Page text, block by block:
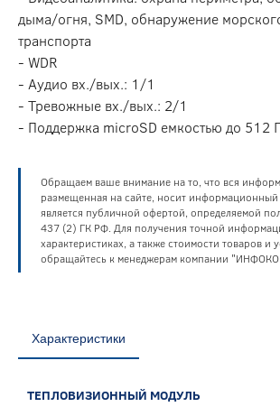
дыма/огня, SMD, обнаружение
транспорта
- WDR
- Аудио вх./вых.: 1/1
- Тревожные вх./вых.: 2/1
- Поддержка microSD емкостью до 512
Обращаем ваше внимание на то, что вся
размещенная на сайте, носит информационный
является публичной офертой, определяемой
437 (2) ГК РФ. Для получения точной
характеристиках, а также стоимости товаров и
обращайтесь к менеджерам компании
Характеристики
ТЕПЛОВИЗИОННЫЙ МОДУЛЬ